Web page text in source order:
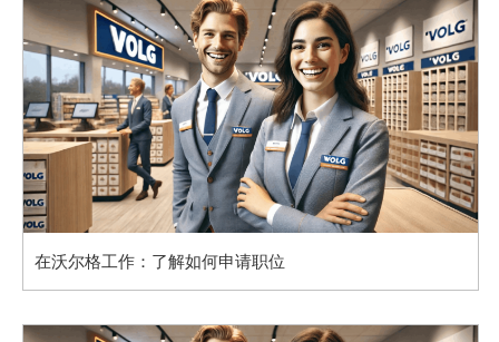
在沃尔格工作：了解如何申请职位